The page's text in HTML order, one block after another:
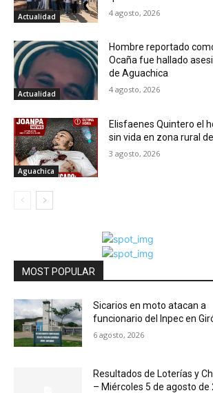
Actualidad 4 agosto, 2026
Actualidad
Hombre reportado
Ocaña fue hallado
de Aguachica
4 agosto, 2026
Aguachica
Elisfaenes Quintero el
sin vida en zona rural
3 agosto, 2026
MOST POPULAR
Sicarios en moto atacan a
funcionario del Inpec en
6 agosto, 2026
Resultados de Loterías y
– Miércoles 5 de agosto de